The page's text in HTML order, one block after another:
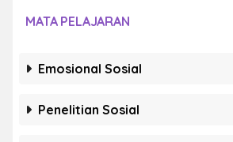
MATA PELAJARAN
Emosional Sosial
Penelitian Sosial